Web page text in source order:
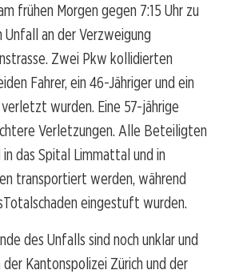
frühen Morgen gegen 7:15 Uhr zu
Unfall an der Verzweigung
Zwei Pkw kollidierten
Fahrer, ein 46-Jähriger und ein
wurden. Eine 57-jährige
Verletzungen. Alle Beteiligten
das Spital Limmattal und in
transportiert werden, während
eingestuft wurden.
des Unfalls sind noch unklar und
Kantonspolizei Zürich und der